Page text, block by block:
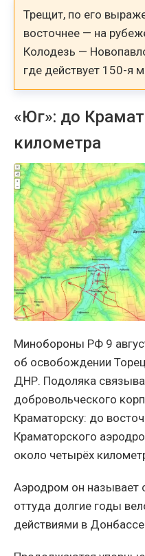
Трещит, по его
восточнее — на
Колодезь —
где действует 150-я
«Юг»: до
километра
Минобороны РФ 9
об освобождении
ДНР. Подоляка
добровольческого
Краматорску: до
Краматорского
около четырёх
Аэродром он называет
оттуда долгие годы
действиями в Донбассе.